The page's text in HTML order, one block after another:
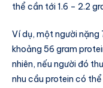
thể cần tới 1.6 – 2.2
Ví dụ, một người
khoảng 56 gram
nhiên, nếu người đó
nhu cầu protein có